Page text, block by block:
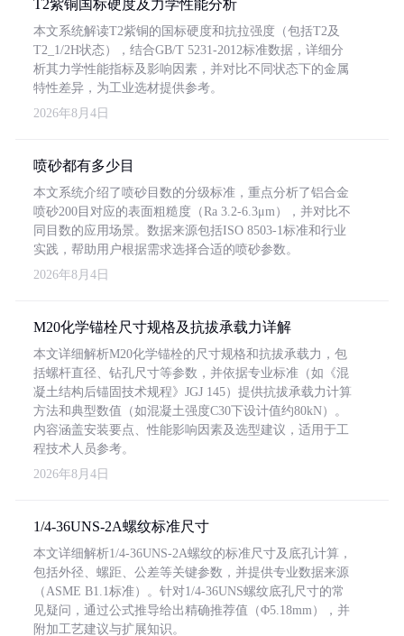
T2紫铜国标硬度及力学性能分析
本文系统解读T2紫铜的国标硬度和抗拉强度（包括T2及
T2_1/2H状态），结合GB/T 5231-2012标准数据，详细分
析其力学性能指标及影响因素，并对比不同状态下的金属
特性差异，为工业选材提供参考。
2026年8月4日
喷砂都有多少目
本文系统介绍了喷砂目数的分级标准，重点分析了铝合金
喷砂200目对应的表面粗糙度（Ra 3.2-6.3μm），并对比不
同目数的应用场景。数据来源包括ISO 8503-1标准和行业
实践，帮助用户根据需求选择合适的喷砂参数。
2026年8月4日
M20化学锚栓尺寸规格及抗拔承载力详解
本文详细解析M20化学锚栓的尺寸规格和抗拔承载力，包
括螺杆直径、钻孔尺寸等参数，并依据专业标准（如《混
凝土结构后锚固技术规程》JGJ 145）提供抗拔承载力计算
方法和典型数值（如混凝土强度C30下设计值约80kN）。
内容涵盖安装要点、性能影响因素及选型建议，适用于工
程技术人员参考。
2026年8月4日
1/4-36UNS-2A螺纹标准尺寸
本文详细解析1/4-36UNS-2A螺纹的标准尺寸及底孔计算，
包括外径、螺距、公差等关键参数，并提供专业数据来源
（ASME B1.1标准）。针对1/4-36UNS螺纹底孔尺寸的常
见疑问，通过公式推导给出精确推荐值（Φ5.18mm），并
附加工艺建议与扩展知识。